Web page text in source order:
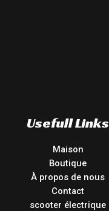
Usefull Links
Maison
Boutique
À propos de nous
Contact
scooter électrique